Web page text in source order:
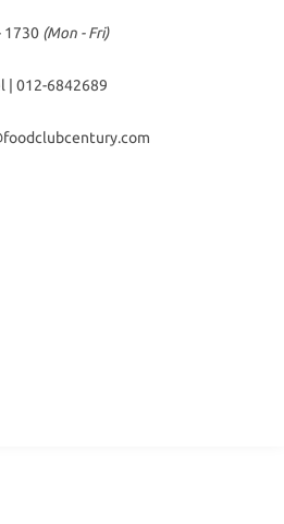
1730 (Mon - Fri)
| 012-6842689